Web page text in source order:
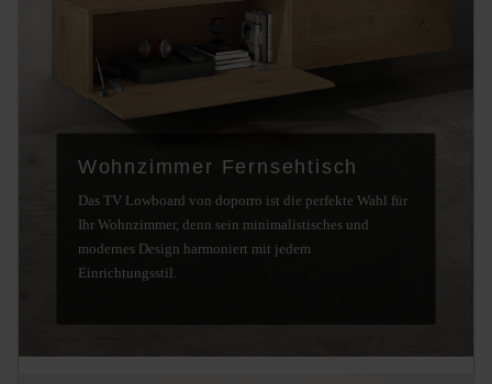
Wohnzimmer Fernsehtisch
Das TV Lowboard von doporro ist die perfekte Wahl für
Ihr Wohnzimmer, denn sein minimalistisches und
modernes Design harmoniert mit jedem
Einrichtungsstil.